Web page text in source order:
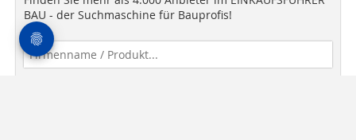
BAU - der Suchmaschine für Bauprofis!